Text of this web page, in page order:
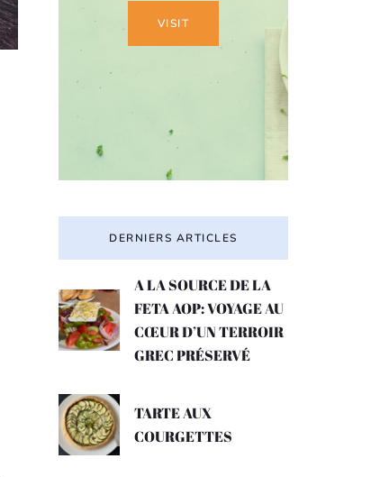
VISIT
DERNIERS ARTICLES
A LA SOURCE DE LA
FETA AOP: VOYAGE AU
CŒUR D’UN TERROIR
GREC PRÉSERVÉ
TARTE AUX
COURGETTES